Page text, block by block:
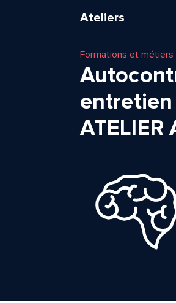
Ateliers
Formations et métiers
entretien
ATELIER